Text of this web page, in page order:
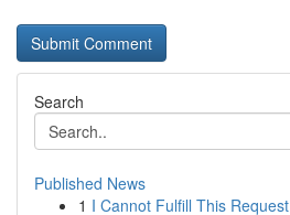
Search
Published News
1 I Cannot Fulfill This Request